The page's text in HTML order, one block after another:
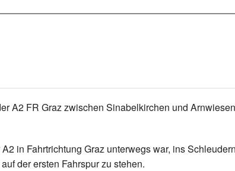
A2 FR Graz zwischen Sinabelkirchen und Arnwiesen
in Fahrtrichtung Graz unterwegs war, ins
der ersten Fahrspur zu stehen.